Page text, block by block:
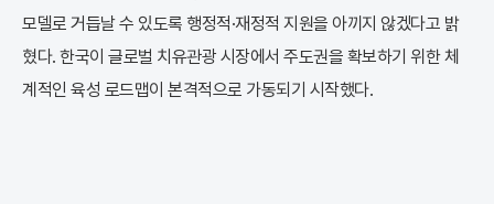
모델로 거듭날 수 있도록 행정적·재정적 지원을 아끼지 않겠다고 밝
혔다. 한국이 글로벌 치유관광 시장에서 주도권을 확보하기 위한 체
계적인 육성 로드맵이 본격적으로 가동되기 시작했다.